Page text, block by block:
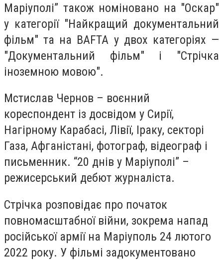
Маріуполі” також номіновано на "Оскар"
у категорії "Найкращий документальний
фільм" та на BAFTA у двох категоріях —
"Документальний фільм" і "Стрічка
іноземною мовою".
Мстислав Чернов – воєнний
кореспондент із досвідом у Сирії,
Нагірному Карабасі, Лівії, Іраку, секторі
Газа, Афганістані, фотограф, відеограф і
письменник. “20 днів у Маріуполі” –
режисерський дебют журналіста.
Стрічка розповідає про початок
повномасштабної війни, зокрема напад
російської армії на Маріуполь 24 лютого
2022 року. У фільмі задокументовано